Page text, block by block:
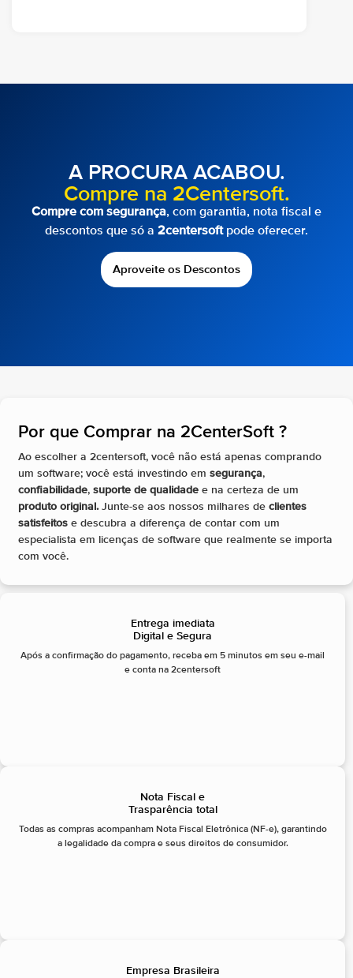
A PROCURA ACABOU.
Compre na 2Centersoft.
Compre com segurança, com garantia, nota fiscal e
descontos que só a 2centersoftpode oferecer.
Aproveite os Descontos
Por que Comprar na 2CenterSoft ?​
Ao escolher a 2centersoft, você não está apenas comprando
um software; você está investindo em segurança,
confiabilidade, suporte de qualidade e na certeza de um
produto original.Junte-se aos nossos milhares de clientes
satisfeitos e descubra a diferença de contar com um
especialista em licenças de software que realmente se importa
com você.
Entrega imediata
Digital e Segura
Após a confirmação do pagamento, receba em 5 minutos em seu e-mail
e conta na 2centersoft
Nota Fiscal e
Trasparência total
Todas as compras acompanham Nota Fiscal Eletrônica (NF-e), garantindo
a legalidade da compra e seus direitos de consumidor.
Empresa Brasileira